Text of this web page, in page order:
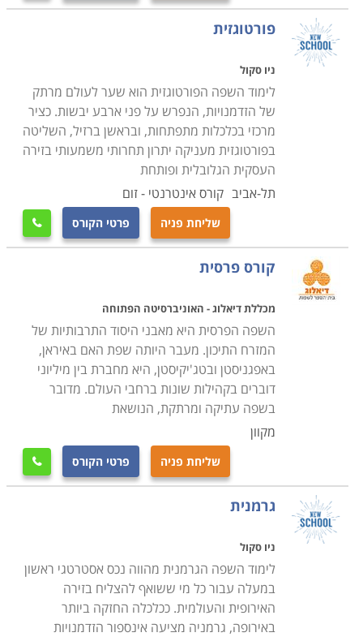
פורטוגזית
ניו סקול
לימוד השפה הפורטוגזית הוא שער לעולם מרתק
של הזדמנויות, הנפרש על פני ארבע יבשות. כציר
מרכזי בכלכלות מתפתחות, ובראשן ברזיל, השליטה
בפורטוגזית מעניקה יתרון תחרותי משמעותי בזירה
העסקית הגלובלית ופותחת
תל-אביב קורס אינטרנטי - זום
שליחת פניה פרטי הקורס 
קורס פרסית
מכללת דיאלוג - האוניברסיטה הפתוחה
השפה הפרסית היא מאבני היסוד התרבותיות של
המזרח התיכון. מעבר היותה שפת האם באיראן,
באפגניסטן ובטג'יקיסטן, היא מחברת בין מיליוני
דוברים בקהילות שונות ברחבי העולם. מדובר
בשפה עתיקה ומרתקת, הנושאת
מקוון
שליחת פניה פרטי הקורס 
גרמנית
ניו סקול
לימוד השפה הגרמנית מהווה נכס אסטרטגי ראשון
במעלה עבור כל מי ששואף להצליח בזירה
האירופית והעולמית. ככלכלה החזקה ביותר
באירופה, גרמניה מציעה אינספור הזדמנויות